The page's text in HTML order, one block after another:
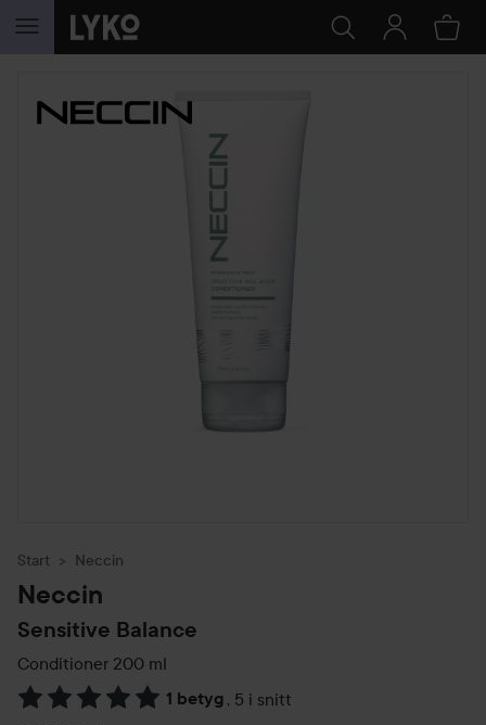
HOPPA TILL INNEHÅLLET
Start Neccin
Neccin
Sensitive Balance
Conditioner 200 ml
1 betyg , 5 i snitt
Hoppa till Betyg & kommentarer